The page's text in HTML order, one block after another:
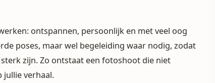
ontspannen, persoonlijk en met veel oog
poses, maar wel begeleiding waar nodig, zodat
zijn. Zo ontstaat een fotoshoot die niet
jullie verhaal.